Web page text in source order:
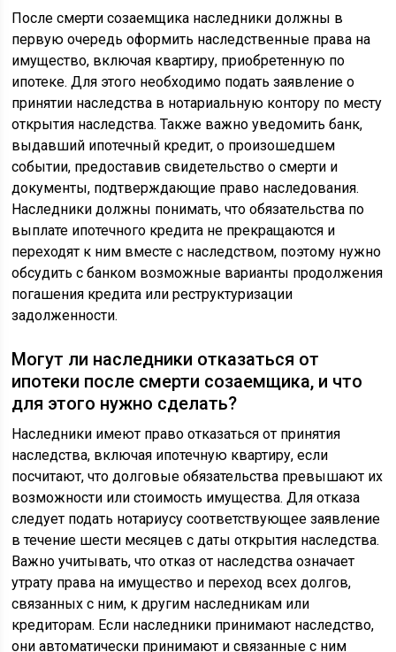
После смерти созаемщика наследники должны в
первую очередь оформить наследственные права на
имущество, включая квартиру, приобретенную по
ипотеке. Для этого необходимо подать заявление о
принятии наследства в нотариальную контору по месту
открытия наследства. Также важно уведомить банк,
выдавший ипотечный кредит, о произошедшем
событии, предоставив свидетельство о смерти и
документы, подтверждающие право наследования.
Наследники должны понимать, что обязательства по
выплате ипотечного кредита не прекращаются и
переходят к ним вместе с наследством, поэтому нужно
обсудить с банком возможные варианты продолжения
погашения кредита или реструктуризации
задолженности.
Могут ли наследники отказаться от
ипотеки после смерти созаемщика, и что
для этого нужно сделать?
Наследники имеют право отказаться от принятия
наследства, включая ипотечную квартиру, если
посчитают, что долговые обязательства превышают их
возможности или стоимость имущества. Для отказа
следует подать нотариусу соответствующее заявление
в течение шести месяцев с даты открытия наследства.
Важно учитывать, что отказ от наследства означает
утрату права на имущество и переход всех долгов,
связанных с ним, к другим наследникам или
кредиторам. Если наследники принимают наследство,
они автоматически принимают и связанные с ним